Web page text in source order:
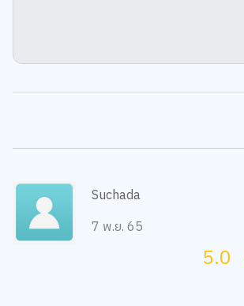
Suchada
7 พ.ย. 65
5.0